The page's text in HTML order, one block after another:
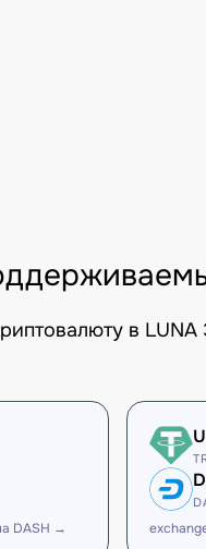
в
DASH →